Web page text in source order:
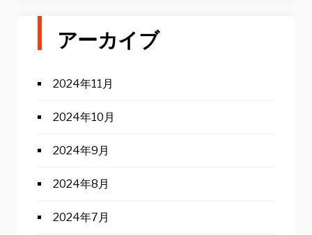
アーカイブ
2024年11月
2024年10月
2024年9月
2024年8月
2024年7月